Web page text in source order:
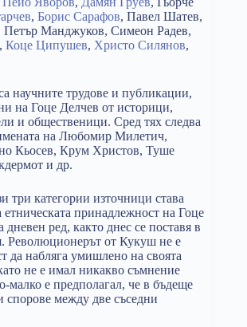
, Борис Сарафов, Павел Шатев,
Манджуков, Симеон Радев,
Коце Ципушев, Христо Силянов,
научните трудове и публикации,
на Гоце Делчев от историци,
и общественици. Сред тях следва
на Любомир Милетич,
Кьосев, Крум Христов, Туше
и др.
три категории източници става
етническата принадлежност на Гоце
дневен ред, както днес се поставя в
Революционерът от Кукуш не е
да набляга умишлено на своята
не е имал никакво съмнение
малко е предполагал, че в бъдеще
спорове между две съседни